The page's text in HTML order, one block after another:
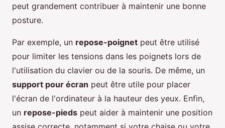
peut grandement contribuer à maintenir une bonne
posture.
Par exemple, un repose-poignet peut être utilisé
pour limiter les tensions dans les poignets lors de
l'utilisation du clavier ou de la souris. De même, un
support pour écran peut être utile pour placer
l'écran de l'ordinateur à la hauteur des yeux. Enfin,
un repose-pieds peut aider à maintenir une position